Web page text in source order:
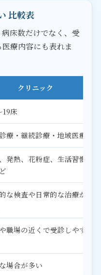
比較表
床数だけでなく、受
療内容にも表れま
クリニック
19床
療・継続診療・地域医療
発熱、花粉症、生活習慣
な検査や日常的な治療が
職場の近くで受診しやす
場合が多い